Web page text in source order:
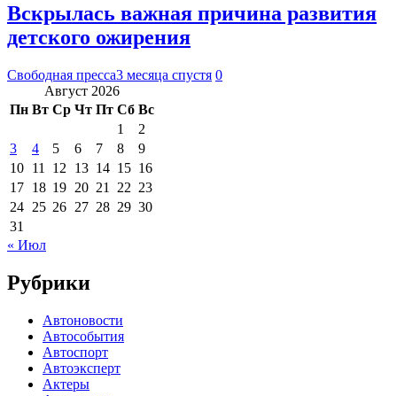
Вскрылась важная причина развития
детского ожирения
Свободная пресса3 месяца спустя 0
Август 2026
Пн Вт Ср Чт Пт Сб Вс
1
2
3
4 5 6 7 8
9
10 11 12 13 14 15 16
17 18 19 20 21 22 23
24 25 26 27 28 29 30
31
« Июл
Рубрики
Автоновости
Автособытия
Автоспорт
Автоэксперт
Актеры